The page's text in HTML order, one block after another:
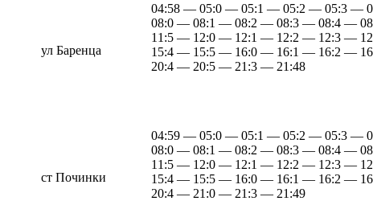
ул Баренца
04:58 — 05:0 — 05:1 — 05:2 — 05:3 —
08:0 — 08:1 — 08:2 — 08:3 — 08:4 —
11:5 — 12:0 — 12:1 — 12:2 — 12:3 —
15:4 — 15:5 — 16:0 — 16:1 — 16:2 —
20:4 — 20:5 — 21:3 — 21:48
ст Починки
04:59 — 05:0 — 05:1 — 05:2 — 05:3 —
08:0 — 08:1 — 08:2 — 08:3 — 08:4 —
11:5 — 12:0 — 12:1 — 12:2 — 12:3 —
15:4 — 15:5 — 16:0 — 16:1 — 16:2 —
20:4 — 21:0 — 21:3 — 21:49